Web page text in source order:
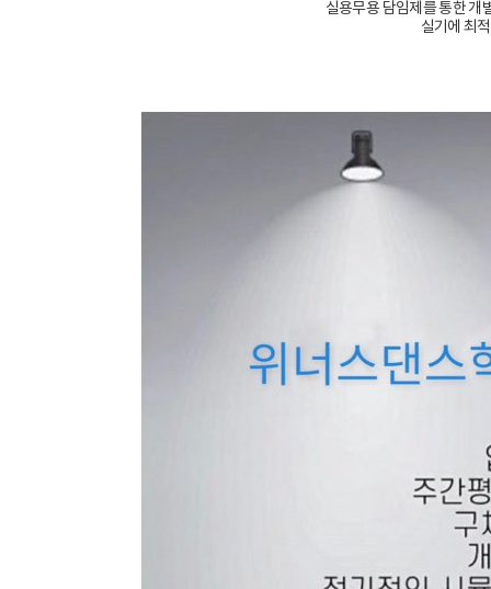
실용무용 담임제를 통한 개
실기에 최